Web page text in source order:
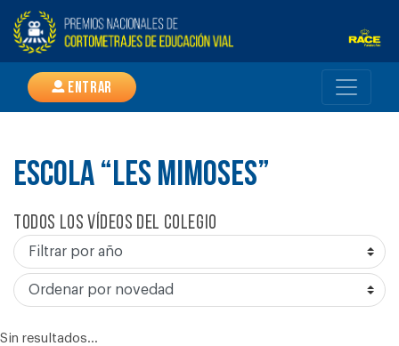
Entrar
ESCOLA “LES MIMOSES”
Todos los vídeos del colegio
Sin resultados...